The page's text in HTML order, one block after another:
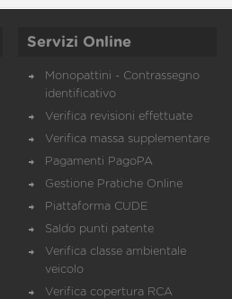
Servizi Online
Monopattini - Contrassegno
identificativo
Verifica revisioni effettuate
Verifica massa supplementare
Pagamenti PagoPA
Gestione Pratiche Online
Piattaforma CUDE
Saldo punti patente
Verifica classe ambientale
veicolo
Verifica copertura RCA